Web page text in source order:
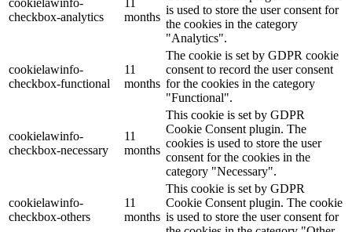
cookielawinfo-
checkbox-analytics
11
months
is used to store the user consent for
the cookies in the category
"Analytics".
cookielawinfo-
checkbox-functional
11
months
The cookie is set by GDPR cookie
consent to record the user consent
for the cookies in the category
"Functional".
cookielawinfo-
checkbox-necessary
11
months
This cookie is set by GDPR
Cookie Consent plugin. The
cookies is used to store the user
consent for the cookies in the
category "Necessary".
cookielawinfo-
checkbox-others
11
months
This cookie is set by GDPR
Cookie Consent plugin. The cookie
is used to store the user consent for